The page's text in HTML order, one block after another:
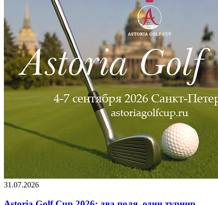
31.07.2026